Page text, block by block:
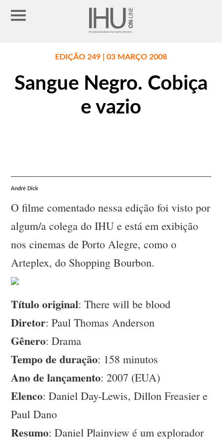
EDIÇÃO 249 | 03 MARÇO 2008
Sangue Negro. Cobiça
e vazio
André Dick
O filme comentado nessa edição foi visto por
algum/a colega do IHU e está em exibição
nos cinemas de Porto Alegre, como o
Arteplex, do Shopping Bourbon.
Título original: There will be blood
Diretor: Paul Thomas Anderson
Gênero: Drama
Tempo de duração: 158 minutos
Ano de lançamento: 2007 (EUA)
Elenco: Daniel Day-Lewis, Dillon Freasier e
Paul Dano
Resumo: Daniel Plainview é um explorador